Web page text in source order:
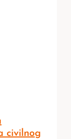
civilnog